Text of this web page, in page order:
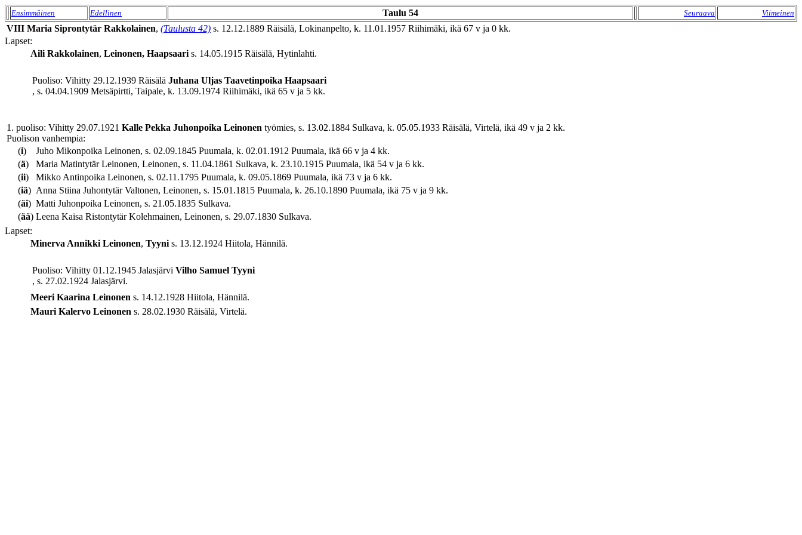
Ensimmäinen Edellinen Taulu 54 Seuraava Viimeinen
VIII Maria Siprontytär Rakkolainen, (Taulusta 42) s. 12.12.1889 Räisälä, Lokinanpelto, k. 11.01.1957 Riihimäki, ikä 67 v ja 0 kk.
Lapset:
Aili Rakkolainen, Leinonen, Haapsaari s. 14.05.1915 Räisälä, Hytinlahti.
Puoliso: Vihitty 29.12.1939 Räisälä Juhana Uljas Taavetinpoika Haapsaari
, s. 04.04.1909 Metsäpirtti, Taipale, k. 13.09.1974 Riihimäki, ikä 65 v ja 5 kk.
1. puoliso: Vihitty 29.07.1921 Kalle Pekka Juhonpoika Leinonen työmies, s. 13.02.1884 Sulkava, k. 05.05.1933 Räisälä, Virtelä, ikä 49 v ja 2 kk.
Puolison vanhempia:
(i)
Juho Mikonpoika Leinonen, s. 02.09.1845 Puumala, k. 02.01.1912 Puumala, ikä 66 v ja 4 kk.
(ä)
Maria Matintytär Leinonen, Leinonen, s. 11.04.1861 Sulkava, k. 23.10.1915 Puumala, ikä 54 v ja 6 kk.
(ii)
Mikko Antinpoika Leinonen, s. 02.11.1795 Puumala, k. 09.05.1869 Puumala, ikä 73 v ja 6 kk.
(iä) Anna Stiina Juhontytär Valtonen, Leinonen, s. 15.01.1815 Puumala, k. 26.10.1890 Puumala, ikä 75 v ja 9 kk.
(äi) Matti Juhonpoika Leinonen, s. 21.05.1835 Sulkava.
(ää) Leena Kaisa Ristontytär Kolehmainen, Leinonen, s. 29.07.1830 Sulkava.
Lapset:
Minerva Annikki Leinonen, Tyyni s. 13.12.1924 Hiitola, Hännilä.
Puoliso: Vihitty 01.12.1945 Jalasjärvi Vilho Samuel Tyyni
, s. 27.02.1924 Jalasjärvi.
Meeri Kaarina Leinonen s. 14.12.1928 Hiitola, Hännilä.
Mauri Kalervo Leinonen s. 28.02.1930 Räisälä, Virtelä.